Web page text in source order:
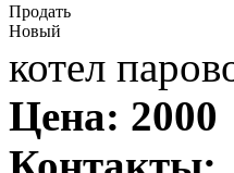
Продать
Новый
котел
Цена: 2000